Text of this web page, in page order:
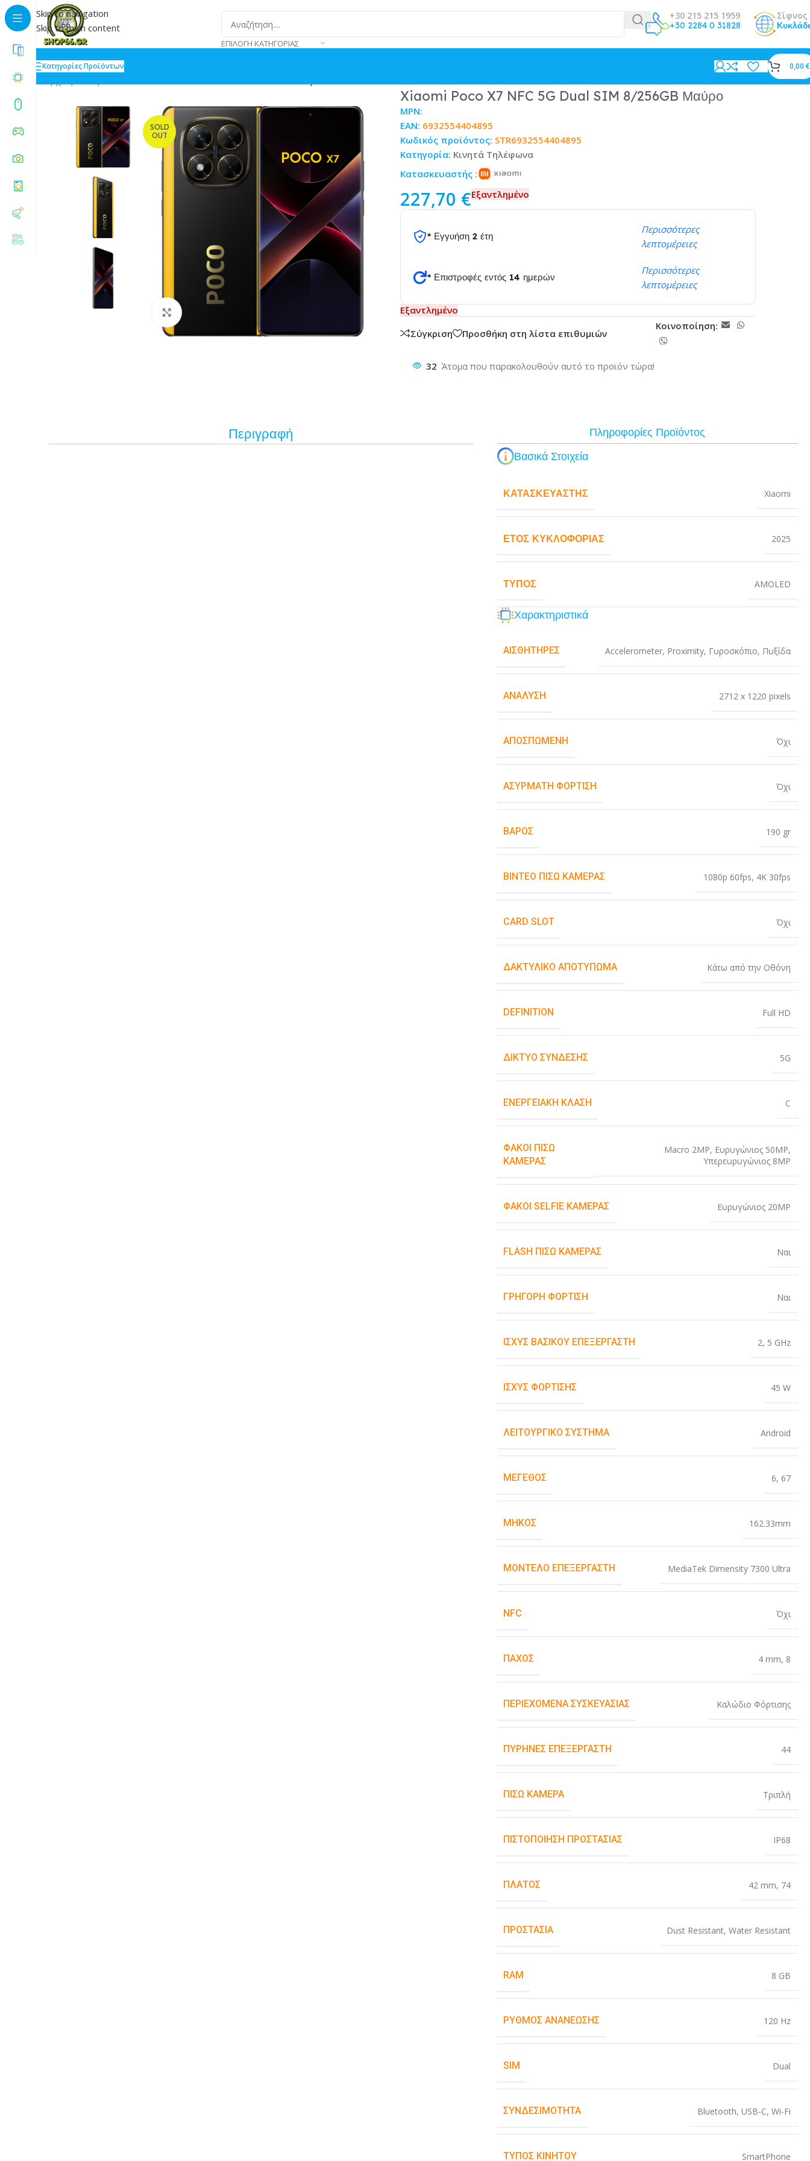
Skip to navigation
Skip to main content
ΕΠΙΛΟΓΉ ΚΑΤΗΓΟΡΊΑΣ
+30 215 215 1959
+30 2284 0 31828
Σίφνος
Κατηγορίες Προϊόντων 0,00 €
SOLD
OUT
Xiaomi Poco X7 NFC 5G Dual SIM 8/256GB Μαύρο
Κατασκευαστής :
MPN:
EAN: 6932554404895
Κωδικός προϊόντος: STR6932554404895
Κατηγορία: Κινητά Τηλέφωνα
227,70 €Εξαντλημένο
* Εγγυήση 2 έτη
Περισσότερες
λεπτομέρειες
* Επιστροφές εντός 14 ημερών
Περισσότερες
λεπτομέρειες
Εξαντλημένο
Σύγκριση
Προσθήκη στη λίστα επιθυμιών
Κοινοποίηση:
32 Άτομα που παρακολουθούν αυτό το προϊόν τώρα!
Περιγραφή
Πληροφορίες Προϊόντος
Βασικά Στοιχεία
ΚΑΤΑΣΚΕΥΑΣΤΉΣ Xiaomi
ΈΤΟΣ ΚΥΚΛΟΦΟΡΊΑΣ 2025
ΤΎΠΟΣ AMOLED
Χαρακτηριστικά
ΑΙΣΘΗΤΉΡΕΣ Accelerometer, Proximity, Γυροσκόπιο, Πυξίδα
ΑΝΆΛΥΣΗ 2712 x 1220 pixels
ΑΠΟΣΠΏΜΕΝΗ Όχι
ΑΣΎΡΜΑΤΗ ΦΌΡΤΙΣΗ Όχι
ΒΆΡΟΣ 190 gr
ΒΊΝΤΕΟ ΠΊΣΩ ΚΆΜΕΡΑΣ 1080p 60fps, 4K 30fps
CARD SLOT Όχι
ΔΑΚΤΥΛΙΚΌ ΑΠΟΤΎΠΩΜΑ Κάτω από την Οθόνη
DEFINITION Full HD
ΔΊΚΤΥΟ ΣΎΝΔΕΣΗΣ 5G
ΕΝΕΡΓΕΙΑΚΉ ΚΛΆΣΗ C
ΦΑΚΟΊ ΠΊΣΩ
ΚΆΜΕΡΑΣ
Macro 2MP, Ευρυγώνιος 50MP,
Υπερευρυγώνιος 8MP
ΦΑΚΟΊ SELFIE ΚΆΜΕΡΑΣ Ευρυγώνιος 20MP
FLASH ΠΊΣΩ ΚΆΜΕΡΑΣ Ναι
ΓΡΉΓΟΡΗ ΦΌΡΤΙΣΗ Ναι
ΙΣΧΎΣ ΒΑΣΙΚΟΎ ΕΠΕΞΕΡΓΑΣΤΉ 2, 5 GHz
ΙΣΧΎΣ ΦΌΡΤΙΣΗΣ 45 W
ΛΕΙΤΟΥΡΓΙΚΌ ΣΎΣΤΗΜΑ Android
ΜΈΓΕΘΟΣ 6, 67
ΜΉΚΟΣ 162.33mm
ΜΟΝΤΈΛΟ ΕΠΕΞΕΡΓΑΣΤΉ MediaTek Dimensity 7300 Ultra
NFC Όχι
ΠΆΧΟΣ 4 mm, 8
ΠΕΡΙΕΧΌΜΕΝΑ ΣΥΣΚΕΥΑΣΊΑΣ Καλώδιο Φόρτισης
ΠΥΡΉΝΕΣ ΕΠΕΞΕΡΓΑΣΤΉ 44
ΠΊΣΩ ΚΆΜΕΡΑ Τριπλή
ΠΙΣΤΟΠΟΊΗΣΗ ΠΡΟΣΤΑΣΊΑΣ IP68
ΠΛΆΤΟΣ 42 mm, 74
ΠΡΟΣΤΑΣΊΑ Dust Resistant, Water Resistant
RAM 8 GB
ΡΥΘΜΌΣ ΑΝΑΝΈΩΣΗΣ 120 Hz
SIM Dual
ΣΥΝΔΕΣΙΜΌΤΗΤΑ Bluetooth, USB-C, Wi-Fi
ΤΎΠΟΣ ΚΙΝΗΤΟΎ SmartPhone